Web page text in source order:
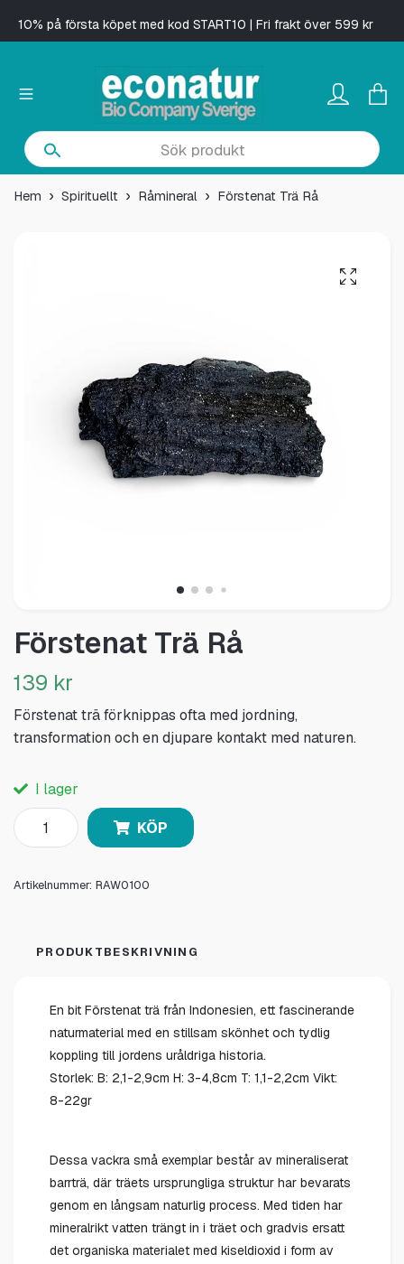
10% på första köpet med kod START10 | Fri frakt över 599 kr
Hem Spirituellt Råmineral Förstenat Trä Rå
Förstenat Trä Rå
139 kr
Förstenat trä förknippas ofta med jordning,
transformation och en djupare kontakt med naturen.
I lager
KÖP
Artikelnummer: RAW0100
PRODUKTBESKRIVNING
En bit Förstenat trä från Indonesien, ett fascinerande
naturmaterial med en stillsam skönhet och tydlig
koppling till jordens uråldriga historia.
Storlek: B: 2,1-2,9cm H: 3-4,8cm T: 1,1-2,2cm Vikt:
8-22gr
Dessa vackra små exemplar består av mineraliserat
barrträ, där träets ursprungliga struktur har bevarats
genom en långsam naturlig process. Med tiden har
mineralrikt vatten trängt in i träet och gradvis ersatt
det organiska materialet med kiseldioxid i form av